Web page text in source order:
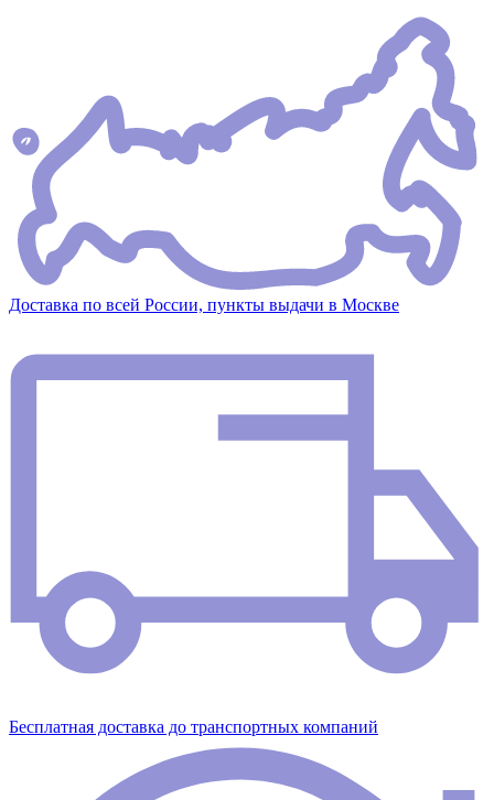
Доставка по всей России, пункты выдачи в Москве
Бесплатная доставка до транспортных компаний